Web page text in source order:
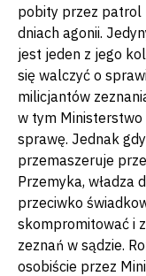
pobity przez patrol
dniach agonii.
jest jeden z jego
się walczyć o
milicjantów
w tym Ministerstwo
sprawę. Jednak
przemaszeruje
Przemyka, władza
przeciwko
skompromitować i
zeznań w sądzie.
osobiście przez